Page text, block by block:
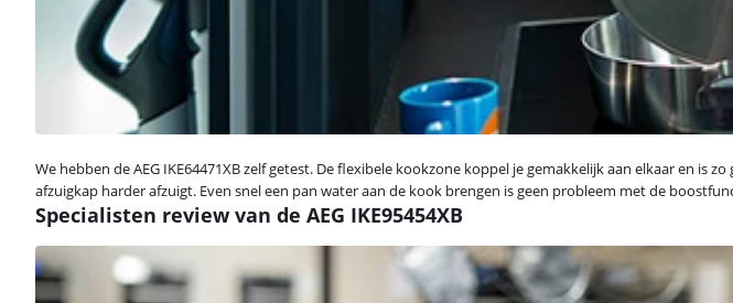
We hebben de AEG IKE64471XB zelf getest. De flexibele kookzone koppel je gemakkelijk aan elkaar en
afzuigkap harder afzuigt. Even snel een pan water aan de kook brengen is geen probleem met de
Specialisten review van de AEG IKE95454XB